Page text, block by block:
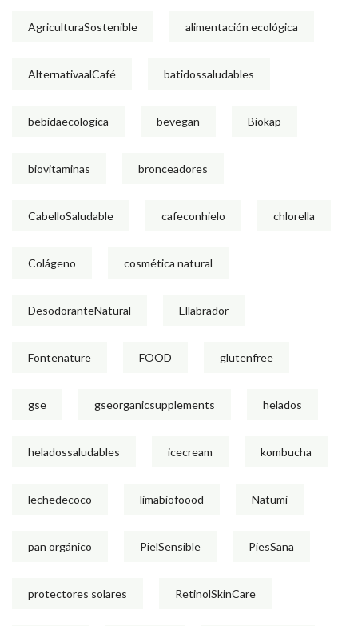
AgriculturaSostenible alimentación ecológica
AlternativaalCafé batidossaludables
bebidaecologica bevegan Biokap
biovitaminas bronceadores
CabelloSaludable cafeconhielo chlorella
Colágeno cosmética natural
DesodoranteNatural Ellabrador
Fontenature FOOD glutenfree
gse gseorganicsupplements helados
heladossaludables icecream kombucha
lechedecoco limabiofoood Natumi
pan orgánico PielSensible PiesSana
protectores solares RetinolSkinCare